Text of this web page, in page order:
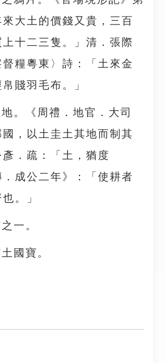
大土的價錢又貴，三百
十二三隻。」清．張際
糧粵東〉詩：「土來金
賤羽毛布。」
。《周禮．地官．大司
，以土圭土其地而制其
．疏：「土，猶度
成公二年》：「使耕者
。」
一。
國寶。